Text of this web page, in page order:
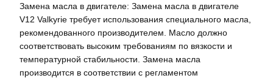
Замена масла в двигателе: Замена масла в двигателе
V12 Valkyrie требует использования специального масла,
рекомендованного производителем. Масло должно
соответствовать высоким требованиям по вязкости и
температурной стабильности. Замена масла
производится в соответствии с регламентом